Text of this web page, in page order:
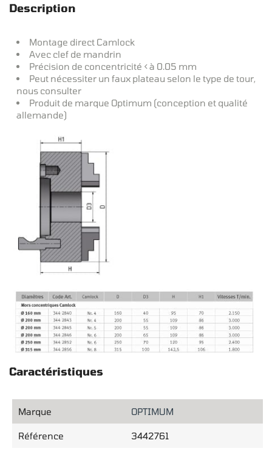
Description
Montage direct Camlock
Avec clef de mandrin
Précision de concentricité < à 0.05 mm
Peut nécessiter un faux plateau selon le type de tour,
nous consulter
Produit de marque Optimum (conception et qualité
allemande)
Caractéristiques
Marque OPTIMUM
Référence 3442761